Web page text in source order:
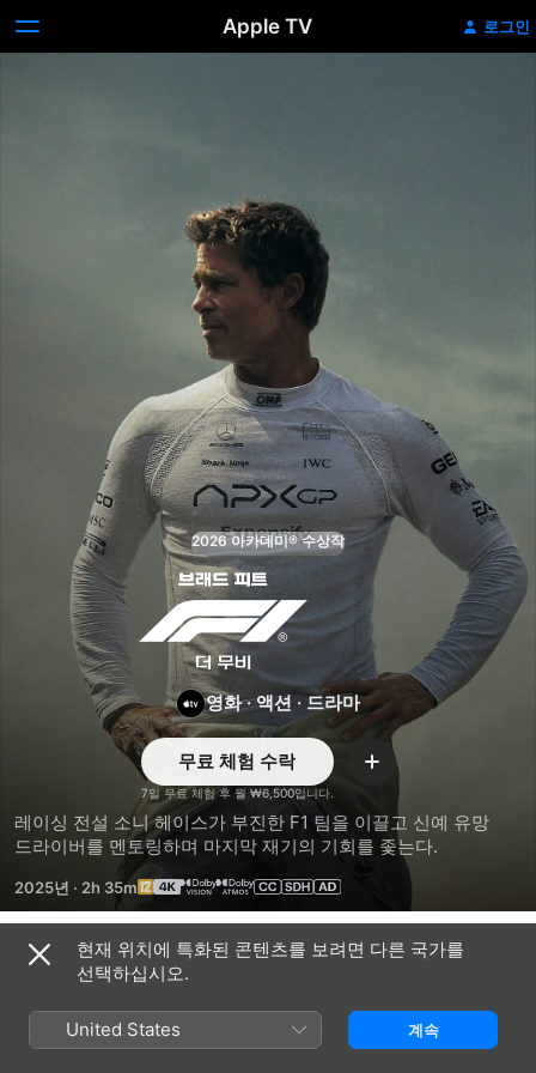
Apple TV 로그인
2026 아카데미® 수상작
F1
더
무비
영화 ·액션 · 드라마
7일 무료 체험 후 월 ₩6,500입니다.
무료 체험 수락 추가
레이싱 전설 소니 헤이스가 부진한 F1 팀을 이끌고 신예 유망
드라이버를 멘토링하며 마지막 재기의 기회를 좇는다.
2025년 · 2h 35m
예고편
현재 위치에 특화된 콘텐츠를 보려면 다른 국가를
선택하십시오.
United States 계속